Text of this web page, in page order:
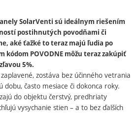
SolarVenti sú ideálnym riešením
postihnutých povodňami či
aké ťažké to teraz majú ľudia po
kódom POVODNE môžu teraz zakúpiť
5%.
zostáva bez účinného vetrania
dobu, často mesiace či dokonca roky.
do objektu čerstvý, predhriaty
vysychanie stien – a to bez ďalších